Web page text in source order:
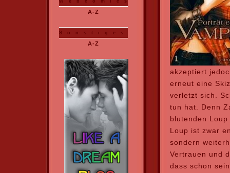
akzeptiert
erneut eine
verletzt sich.
tun hat. Denn
blutenden
Loup ist zwar
sondern
Vertrauen und
dass schon